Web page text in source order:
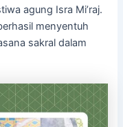
agung Isra Mi’raj.
menyentuh
sakral dalam